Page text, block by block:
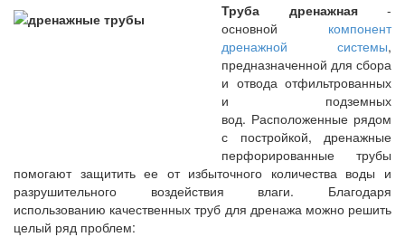
Труба дренажная-
основной компонент
дренажной системы,
предназначенной для сбора
и отвода отфильтрованных
и подземных
вод. Расположенные рядом
с постройкой, дренажные
перфорированные трубы
помогают защитить ее от избыточного количества воды и
разрушительного воздействия влаги. Благодаря
использованию качественных труб для дренажа можно решить
целый ряд проблем: